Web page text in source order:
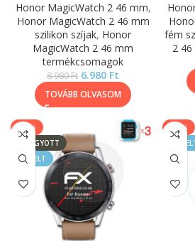
Honor MagicWatch 2 46 mm,
Honor MagicWatch 2 46 mm
szilikon szíjak, Honor
MagicWatch 2 46 mm
termékcsomagok
8.980Ft 6.980 Ft
TOVÁBB OLVASOM
fém
2
-17%
ELFOGYOTT
KIEMELT
-17%